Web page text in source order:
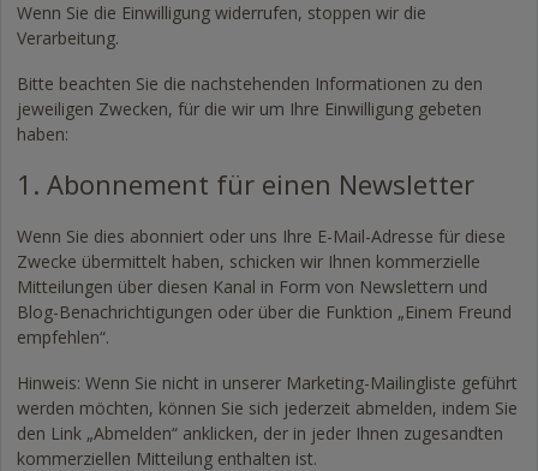
Wenn Sie die Einwilligung widerrufen, stoppen wir die
Verarbeitung.
Bitte beachten Sie die nachstehenden Informationen zu den
jeweiligen Zwecken, für die wir um Ihre Einwilligung gebeten
haben:
1. Abonnement für einen Newsletter
Wenn Sie dies abonniert oder uns Ihre E-Mail-Adresse für diese
Zwecke übermittelt haben, schicken wir Ihnen kommerzielle
Mitteilungen über diesen Kanal in Form von Newslettern und
Blog-Benachrichtigungen oder über die Funktion „Einem Freund
empfehlen“.
Hinweis: Wenn Sie nicht in unserer Marketing-Mailingliste geführt
werden möchten, können Sie sich jederzeit abmelden, indem Sie
den Link „Abmelden“ anklicken, der in jeder Ihnen zugesandten
kommerziellen Mitteilung enthalten ist.